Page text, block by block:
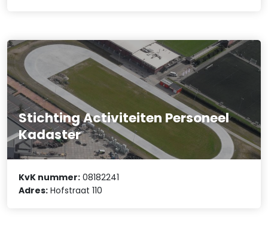
Stichting Activiteiten Personeel
Kadaster
KvK nummer: 08182241
Adres: Hofstraat 110